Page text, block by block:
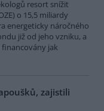
resort snížit
o 15,5 miliardy
energeticky náročného
již od jeho vzniku, a
jak
zajistili